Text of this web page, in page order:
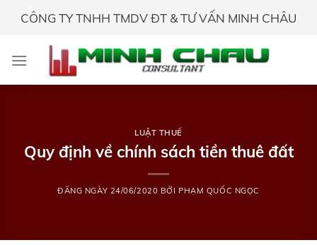
CÔNG TY TNHH TMDV ĐT & TƯ VẤN MINH CHÂU
LUẬT THUẾ
Quy định về chính sách tiền thuê đất
ĐĂNG NGÀY 24/06/2020 BỞI PHẠM QUỐC NGỌC